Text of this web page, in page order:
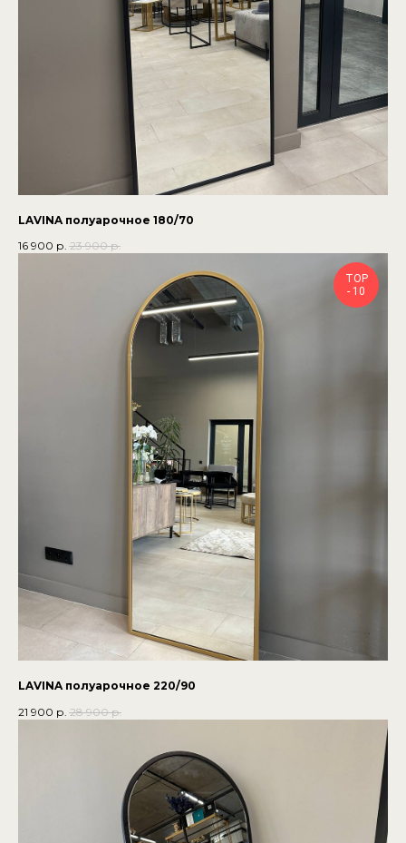
LAVINA полуарочное 180/70
16 900 р. 23 900 р.
TOP
- 10
LAVINA полуарочное 220/90
21 900 р. 28 900 р.